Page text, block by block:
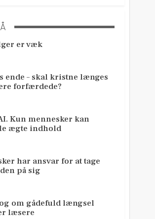
er væk
ende – skal kristne længes
forfærdede?
Kun mennesker kan
ægte indhold
har ansvar for at tage
på sig
om gådefuld længsel
læsere